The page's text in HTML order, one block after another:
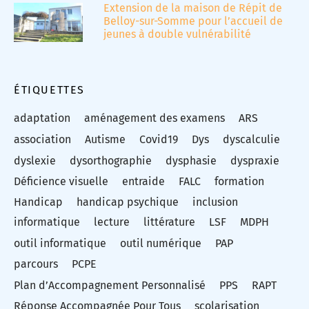
Extension de la maison de Répit de
Belloy-sur-Somme pour l’accueil de
jeunes à double vulnérabilité
ÉTIQUETTES
adaptation aménagement des examens
ARS
association
Autisme Covid19 Dys
dyscalculie
dyslexie
dysorthographie dysphasie
dyspraxie
Déficience visuelle
entraide FALC
formation
Handicap
handicap psychique
inclusion
informatique
lecture littérature LSF
MDPH
outil informatique
outil numérique
PAP
parcours
PCPE
Plan d’Accompagnement Personnalisé
PPS
RAPT
Réponse Accompagnée Pour Tous
scolarisation